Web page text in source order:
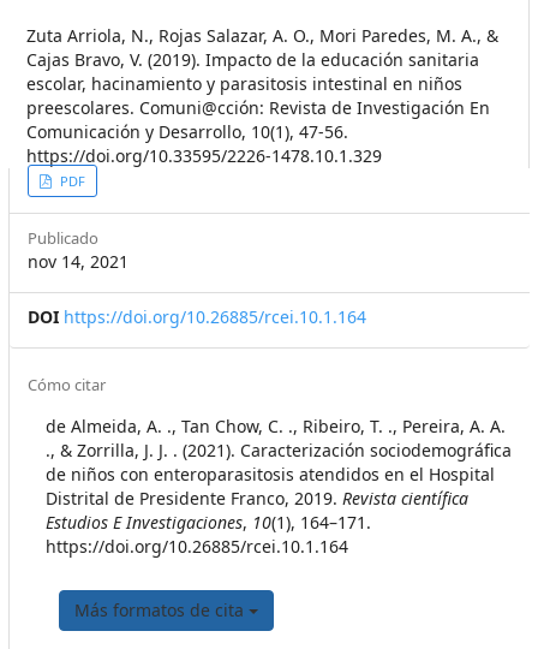
Zuta Arriola, N., Rojas Salazar, A. O., Mori Paredes, M. A., &
Cajas Bravo, V. (2019). Impacto de la educación sanitaria
escolar, hacinamiento y parasitosis intestinal en niños
preescolares. Comuni@cción: Revista de Investigación En
Comunicación y Desarrollo, 10(1), 47-56.
https://doi.org/10.33595/2226-1478.10.1.329
PDF
Publicado
nov 14, 2021
DOI https://doi.org/10.26885/rcei.10.1.164
Cómo citar
de Almeida, A. ., Tan Chow, C. ., Ribeiro, T. ., Pereira, A. A.
., & Zorrilla, J. J. . (2021). Caracterización sociodemográfica
de niños con enteroparasitosis atendidos en el Hospital
Distrital de Presidente Franco, 2019. Revista científica
Estudios E Investigaciones, 10(1), 164–171.
https://doi.org/10.26885/rcei.10.1.164
Más formatos de cita